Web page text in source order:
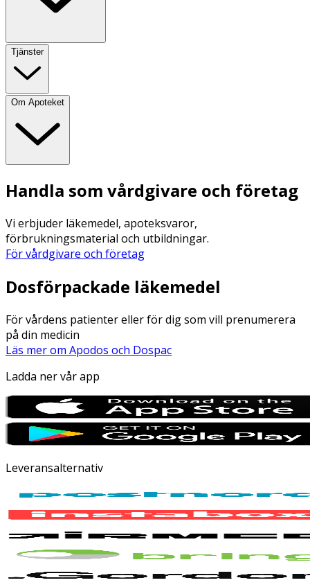
Tjänster
Om Apoteket
Handla som vårdgivare och företag
Vi erbjuder läkemedel, apoteksvaror,
förbrukningsmaterial och utbildningar.
För vårdgivare och företag
Dosförpackade läkemedel
För vårdens patienter eller för dig som vill prenumerera
på din medicin
Läs mer om Apodos och Dospac
Ladda ner vår app
Leveransalternativ